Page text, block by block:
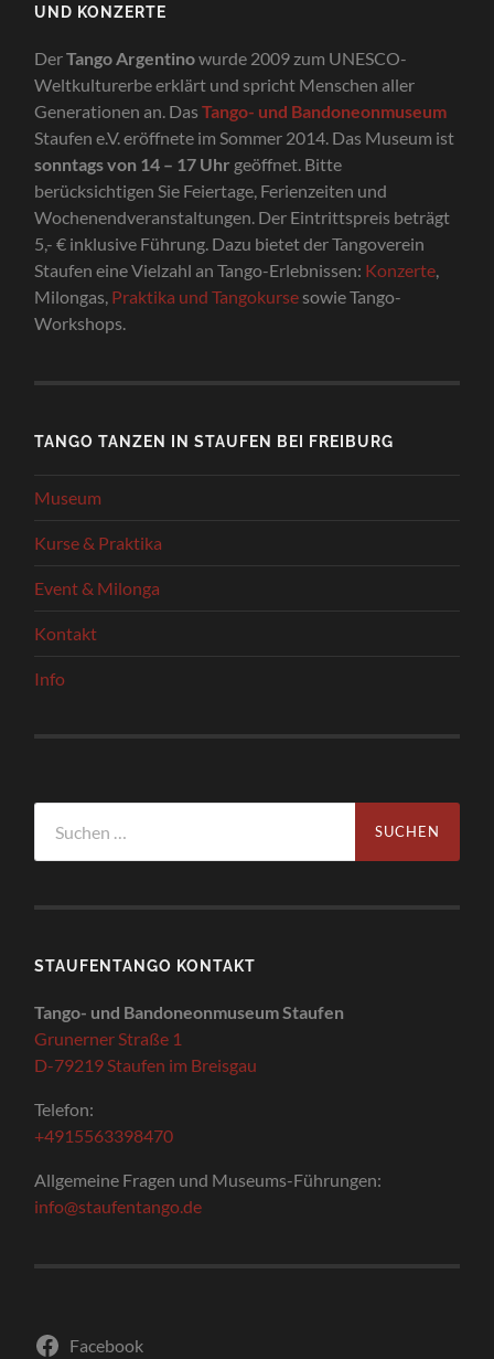
UND KONZERTE
DerTango Argentinowurde 2009 zum UNESCO-
Weltkulturerbe erklärt und spricht Menschen aller
Generationen an. DasTango- und Bandoneonmuseum
Staufen e.V. eröffnete im Sommer 2014. Das Museum ist
sonntags von 14 – 17 Uhr geöffnet. Bitte
berücksichtigen Sie Feiertage, Ferienzeiten und
Wochenendveranstaltungen. Der Eintrittspreis beträgt
5,- € inklusive Führung. Dazu bietet der Tangoverein
Staufen eine Vielzahl an Tango-Erlebnissen: Konzerte,
Milongas, Praktika und Tangokurse sowie Tango-
Workshops.
TANGO TANZEN IN STAUFEN BEI FREIBURG
Museum
Kurse & Praktika
Event & Milonga
Kontakt
Info
nach:
STAUFENTANGO KONTAKT
Tango- und Bandoneonmuseum Staufen
Grunerner Straße 1
D-79219 Staufen im Breisgau
Telefon:
+4915563398470
Allgemeine Fragen und Museums-Führungen:
info@staufentango.de
Facebook